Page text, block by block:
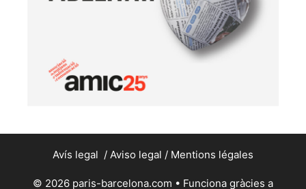
Avís legal / Aviso legal / Mentions légales
© 2026 paris-barcelona.com • Funciona gràcies a